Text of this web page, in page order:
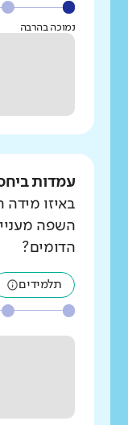
נמוכה בהרבה
עמדות ביחס
באיזו מידה
השפה
הדומים?
תלמידים